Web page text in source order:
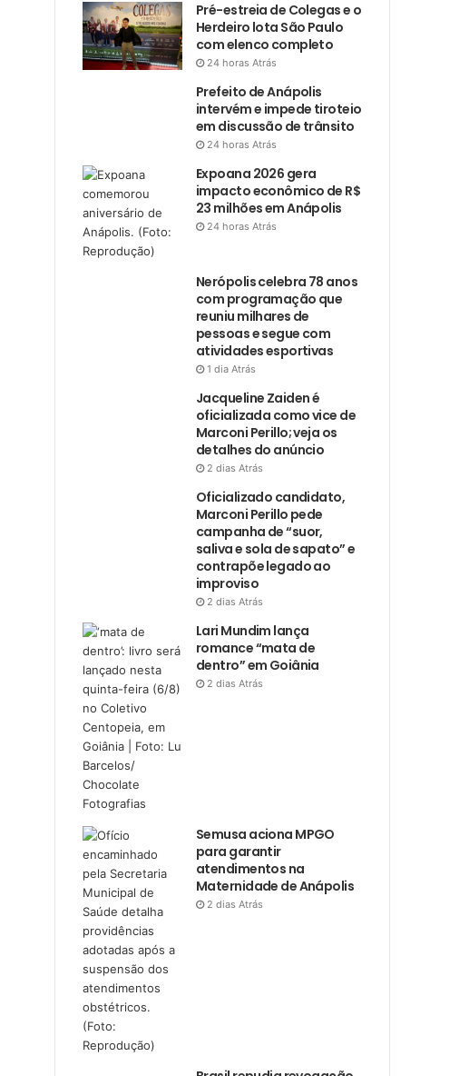
Pré-estreia de Colegas e o
Herdeiro lota São Paulo
com elenco completo
24 horas Atrás
Prefeito de Anápolis
intervém e impede tiroteio
em discussão de trânsito
24 horas Atrás
Expoana 2026 gera
impacto econômico de R$
23 milhões em Anápolis
24 horas Atrás
Nerópolis celebra 78 anos
com programação que
reuniu milhares de
pessoas e segue com
atividades esportivas
1 dia Atrás
Jacqueline Zaiden é
oficializada como vice de
Marconi Perillo; veja os
detalhes do anúncio
2 dias Atrás
Oficializado candidato,
Marconi Perillo pede
campanha de “suor,
saliva e sola de sapato” e
contrapõe legado ao
improviso
2 dias Atrás
Lari Mundim lança
romance “mata de
dentro” em Goiânia
2 dias Atrás
Semusa aciona MPGO
para garantir
atendimentos na
Maternidade de Anápolis
2 dias Atrás